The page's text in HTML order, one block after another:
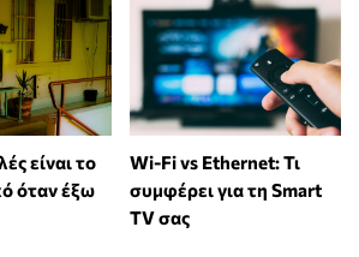
είναι το
όταν έξω
Wi-Fi vs Ethernet: Τι
συμφέρει για τη Smart
TV σας